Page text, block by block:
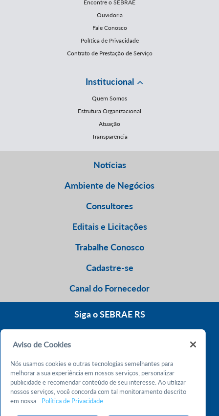
Encontre o SEBRAE
Ouvidoria
Fale Conosco
Política de Privacidade
Contrato de Prestação de Serviço
Institucional
Quem Somos
Estrutura Organizacional
Atuação
Transparência
Notícias
Ambiente de Negócios
Consultores
Editais e Licitações
Trabalhe Conosco
Cadastre-se
Canal do Fornecedor
Siga o SEBRAE RS
Atendimento 24h
Chame no WhatsApp
Aviso de Cookies
Nós usamos cookies e outras tecnologias semelhantes para
melhorar a sua experiência em nossos serviços, personalizar
publicidade e recomendar conteúdo de seu interesse. Ao utilizar
nossos serviços, você concorda com tal monitoramento descrito
em nossa
Política de Privacidade